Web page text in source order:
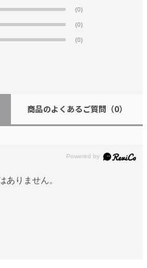
(0)
(0)
(0)
商品のよくあるご質問 （0）
ありません。